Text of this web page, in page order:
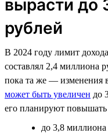
вырасти до
рублей
В 2024 году лимит
составлял 2,4 миллиона
пока та же — изменения
может быть увеличен до
его планируют
до 3,8